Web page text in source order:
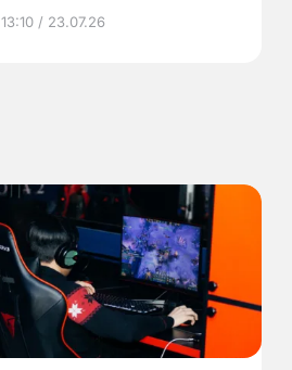
по ОМС!
13:10 / 23.07.26